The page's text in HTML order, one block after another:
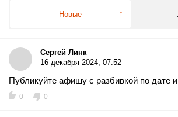
Новые
Сергей Линк
16 декабря 2024, 07:52
Публикуйте афишу с разбивкой по дате
0 0